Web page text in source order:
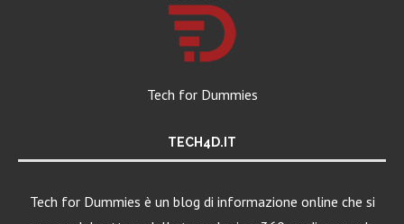
Tech for Dummies
TECH4D.IT
Tech for Dummies è un blog di informazione online che si